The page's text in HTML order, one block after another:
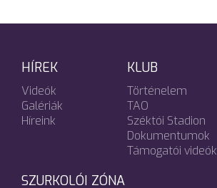
HÍREK
Videók
Galériák
Híreink
KLUB
Történelem
TAO
Széktói Stadion
Dokumentumok
Támogatói videók
SZURKOLÓI ZÓNA